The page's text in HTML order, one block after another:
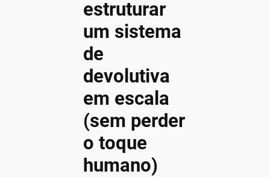
estruturar
um sistema
de
devolutiva
em escala
(sem perder
o toque
humano)